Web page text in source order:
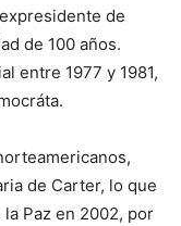
de
de 100 años.
entre 1977 y 1981,
de Carter, lo que
Paz en 2002, por